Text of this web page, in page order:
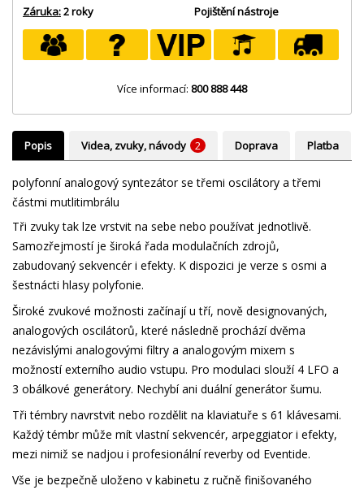
Záruka:2 roky
Pojištění nástroje
Více informací: 800 888 448
Popis Videa, zvuky, návody 2 Doprava Platba
polyfonní analogový syntezátor se třemi oscilátory a třemi
částmi mutlitimbrálu
Tři zvuky tak lze vrstvit na sebe nebo používat jednotlivě.
Samozřejmostí je široká řada modulačních zdrojů,
zabudovaný sekvencér i efekty. K dispozici je verze s osmi a
šestnácti hlasy polyfonie.
Široké zvukové možnosti začínají u tří, nově designovaných,
analogových oscilátorů, které následně prochází dvěma
nezávislými analogovými filtry a analogovým mixem s
možností externího audio vstupu. Pro modulaci slouží 4 LFO a
3 obálkové generátory. Nechybí ani duální generátor šumu.
Tři témbry navrstvit nebo rozdělit na klaviatuře s 61 klávesami.
Každý témbr může mít vlastní sekvencér, arpeggiator i efekty,
mezi nimiž se nadjou i profesionální reverby od Eventide.
Vše je bezpečně uloženo v kabinetu z ručně finišovaného